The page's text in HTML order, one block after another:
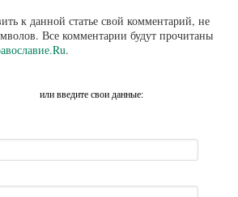
к данной статье свой комментарий, не
Все комментарии будут прочитаны
.
или введите свои данные: